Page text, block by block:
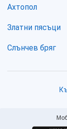
Ахтопол
Златни пясъци
Слънчев бряг